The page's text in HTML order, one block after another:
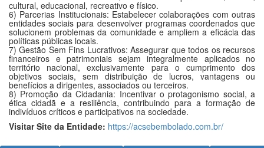
cultural, educacional, recreativo e físico.
6) Parcerias Institucionais: Estabelecer colaborações com outras
entidades sociais para desenvolver programas coordenados que
solucionem problemas da comunidade e ampliem a eficácia das
políticas públicas locais.
7) Gestão Sem Fins Lucrativos: Assegurar que todos os recursos
financeiros e patrimoniais sejam integralmente aplicados no
território nacional, exclusivamente para o cumprimento dos
objetivos sociais, sem distribuição de lucros, vantagens ou
benefícios a dirigentes, associados ou terceiros.
8) Promoção da Cidadania: Incentivar o protagonismo social, a
ética cidadã e a resiliência, contribuindo para a formação de
indivíduos críticos e participativos na sociedade.
Visitar Site da Entidade: https://acsebembolado.com.br/